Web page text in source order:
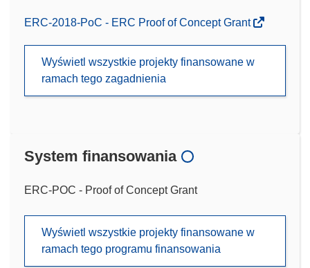
ERC-2018-PoC - ERC Proof of Concept Grant
Wyświetl wszystkie projekty finansowane w
ramach tego zagadnienia
System finansowania
ERC-POC - Proof of Concept Grant
Wyświetl wszystkie projekty finansowane w
ramach tego programu finansowania